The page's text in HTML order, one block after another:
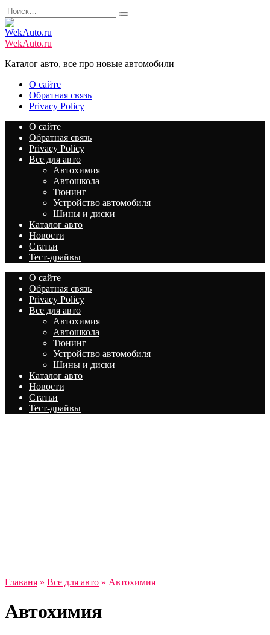
Перейти
к
содержанию
Search
for:
WekAuto.ru
Каталог авто, все про новые автомобили
О сайте
Обратная связь
Privacy Policy
О сайте
Обратная связь
Privacy Policy
Все для авто
Автохимия
Автошкола
Тюнинг
Устройство автомобиля
Шины и диски
Каталог авто
Новости
Статьи
Тест-драйвы
О сайте
Обратная связь
Privacy Policy
Все для авто
Автохимия
Автошкола
Тюнинг
Устройство автомобиля
Шины и диски
Каталог авто
Новости
Статьи
Тест-драйвы
Главаня » Все для авто » Автохимия
Автохимия